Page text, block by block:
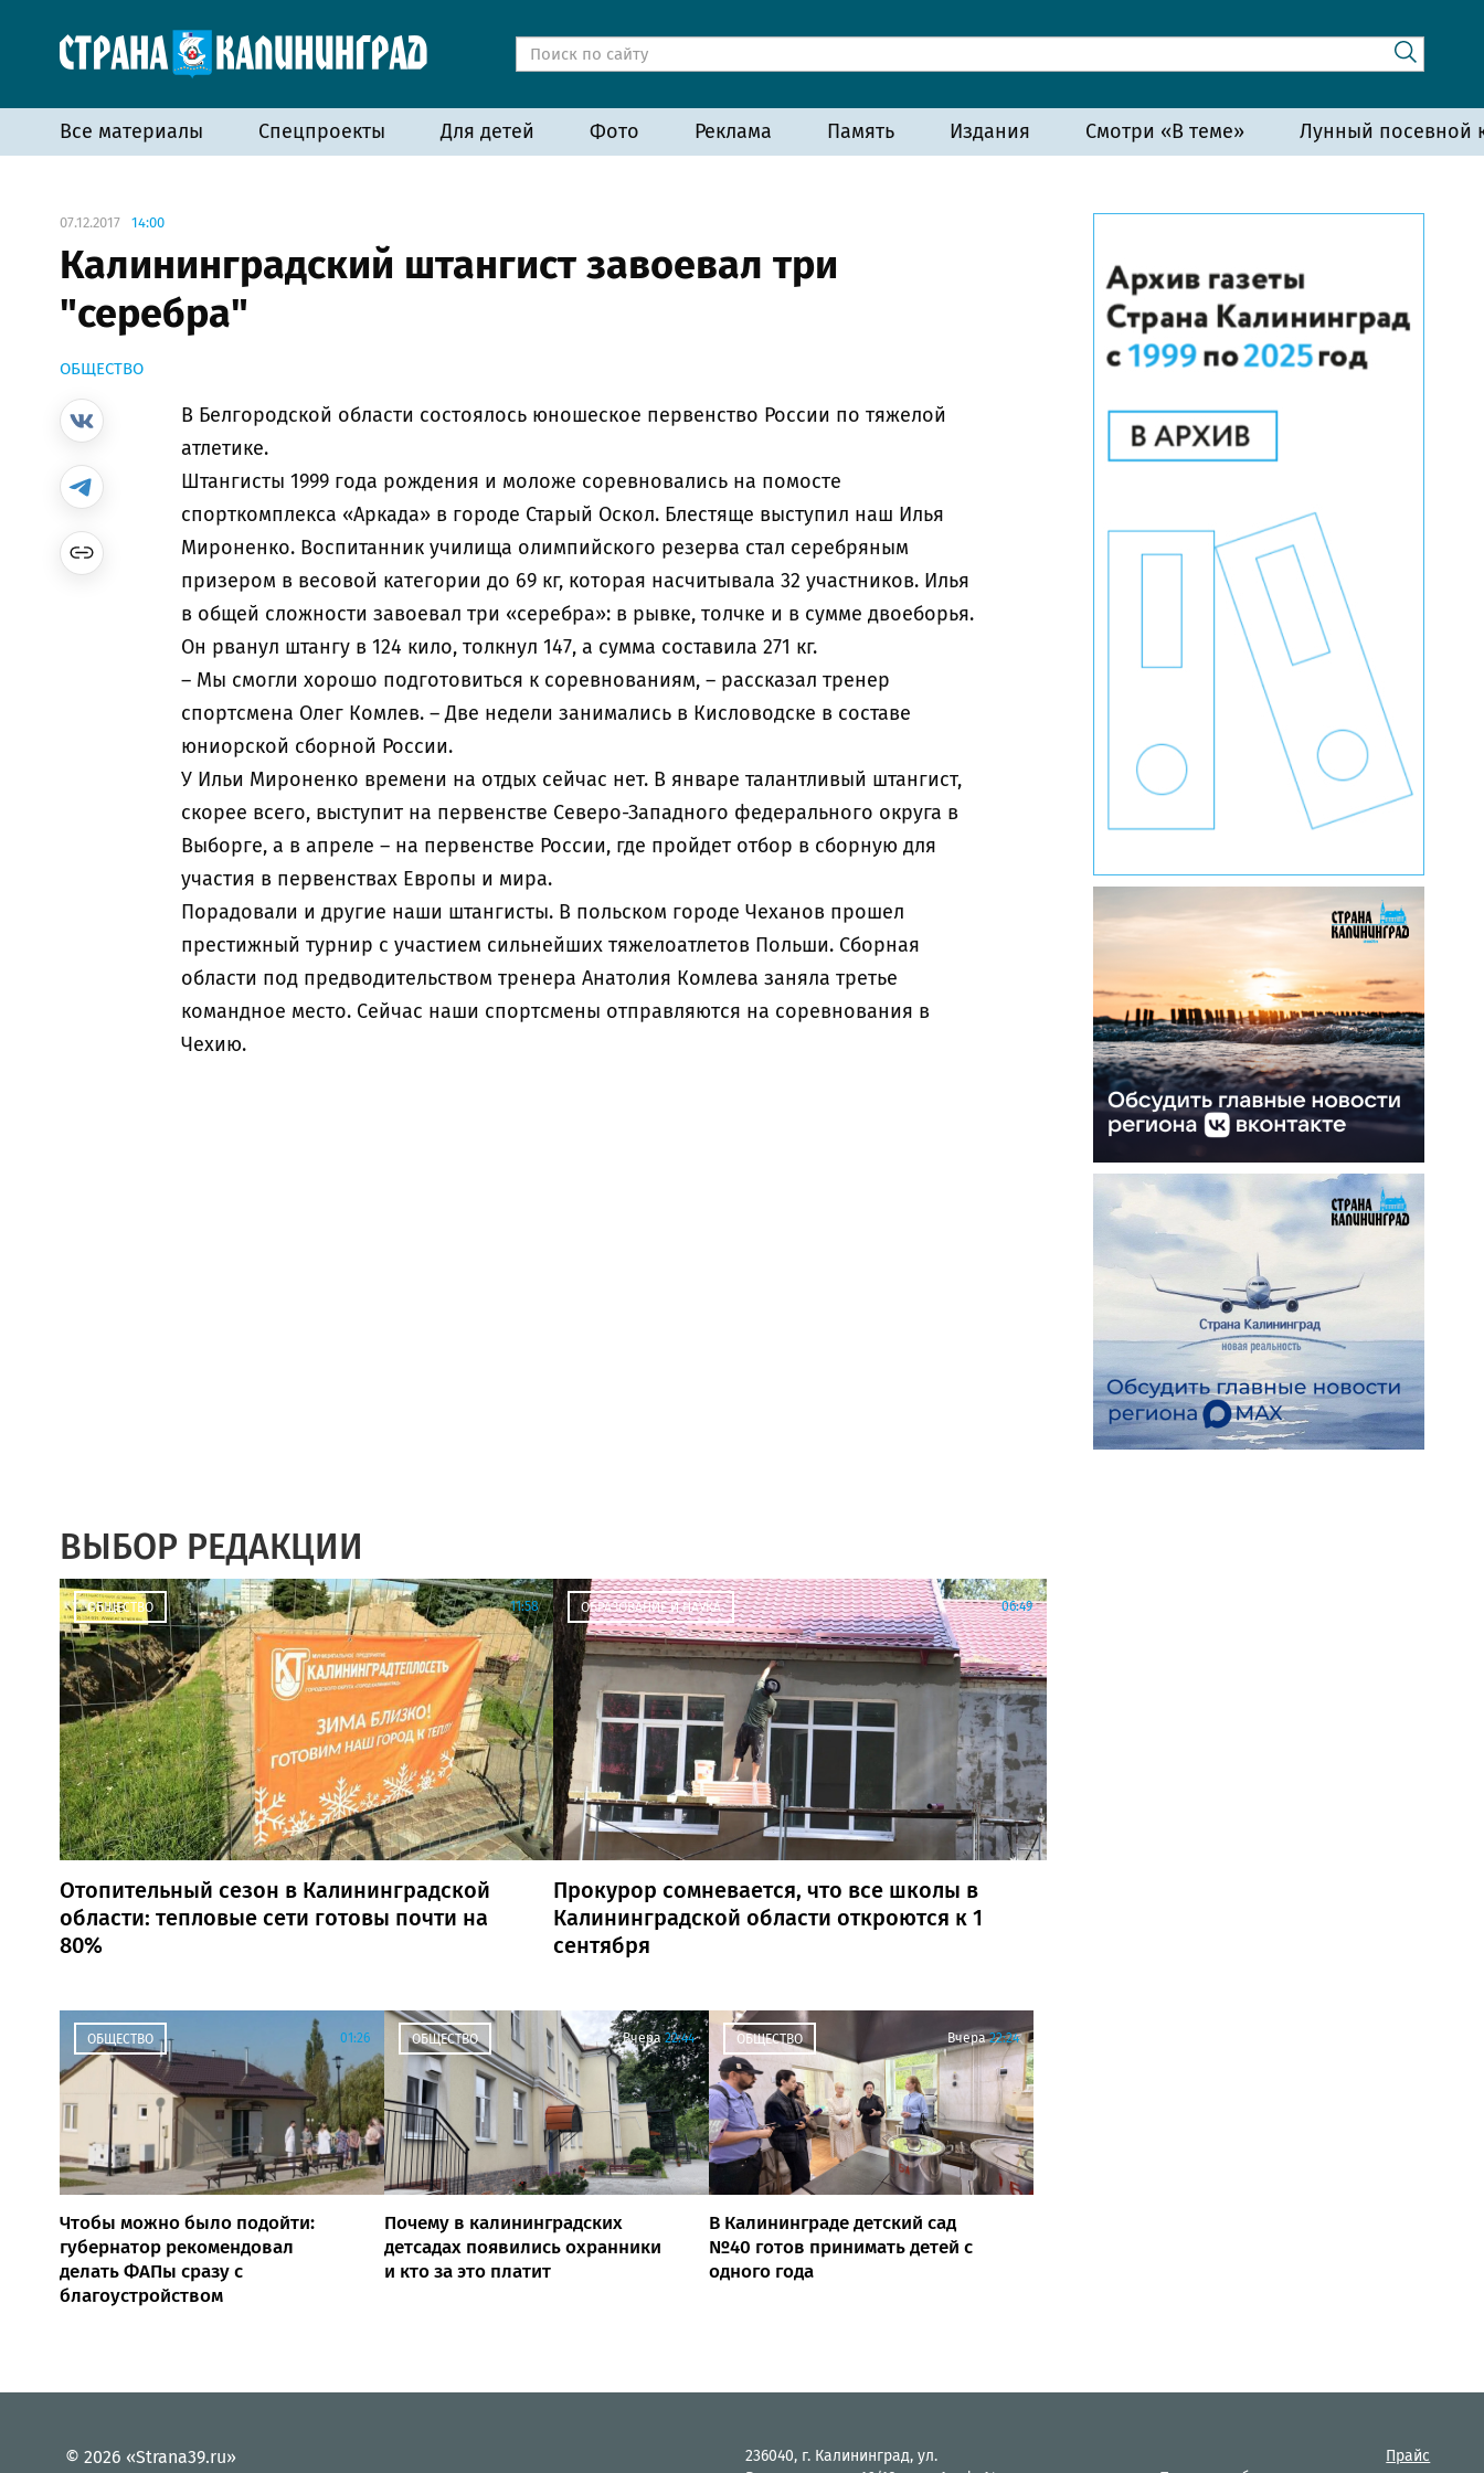
Все материалы Спецпроекты Для детей Фото Реклама Память Издания Смотри «В теме» Лунный посевной
07.12.2017 14:00
Калининградский штангист завоевал три
"серебра"
ОБЩЕСТВО
В Белгородской области состоялось юношеское первенство России по тяжелой
атлетике.
Штангисты 1999 года рождения и моложе соревновались на помосте
спорткомплекса «Аркада» в городе Старый Оскол. Блестяще выступил наш Илья
Мироненко. Воспитанник училища олимпийского резерва стал серебряным
призером в весовой категории до 69 кг, которая насчитывала 32 участников. Илья
в общей сложности завоевал три «серебра»: в рывке, толчке и в сумме двоеборья.
Он рванул штангу в 124 кило, толкнул 147, а сумма составила 271 кг.
– Мы смогли хорошо подготовиться к соревнованиям, – рассказал тренер
спортсмена Олег Комлев. – Две недели занимались в Кисловодске в составе
юниорской сборной России.
У Ильи Мироненко времени на отдых сейчас нет. В январе талантливый штангист,
скорее всего, выступит на первенстве Северо-Западного федерального округа в
Выборге, а в апреле – на первенстве России, где пройдет отбор в сборную для
участия в первенствах Европы и мира.
Порадовали и другие наши штангисты. В польском городе Чеханов прошел
престижный турнир с участием сильнейших тяжелоатлетов Польши. Сборная
области под предводительством тренера Анатолия Комлева заняла третье
командное место. Сейчас наши спортсмены отправляются на соревнования в
Чехию.
ВЫБОР РЕДАКЦИИ
ОБЩЕСТВО 11:58
Отопительный сезон в Калининградской
области: тепловые сети готовы почти на
80%
ОБРАЗОВАНИЕ И НАУКА 06:49
Прокурор сомневается, что все школы в
Калининградской области откроются к 1
сентября
ОБЩЕСТВО 01:26
Чтобы можно было подойти:
губернатор рекомендовал
делать ФАПы сразу с
благоустройством
ОБЩЕСТВО Вчера 22:44
Почему в калининградских
детсадах появились охранники
и кто за это платит
ОБЩЕСТВО Вчера 22:24
В Калининграде детский сад
№40 готов принимать детей с
одного года
© 2026 «Strana39.ru»
236040, г. Калининград, ул.
Прайс